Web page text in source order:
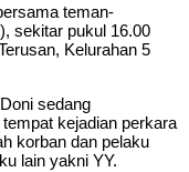
teman-
sekitar pukul 16.00
Kelurahan 5
sedang
kejadian perkara
korban dan pelaku
lain yakni YY.